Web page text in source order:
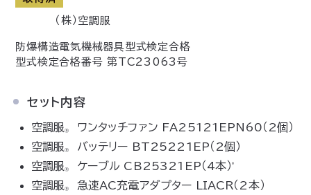
（株）空調服
防爆構造電気機械器具型式検定合格
型式検定合格番号 第TC23063号
セット内容
空調服Ⓡ
ワンタッチファン FA25121EPN60（2個）
空調服Ⓡ
バッテリー BT25221EP（2個）
空調服Ⓡ ケーブル CB25321EP（4本）*
空調服Ⓡ
急速AC充電アダプター LIACR（2本）